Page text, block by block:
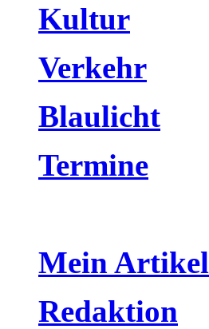
Kultur
Verkehr
Blaulicht
Termine
Mein Artikel
Redaktion